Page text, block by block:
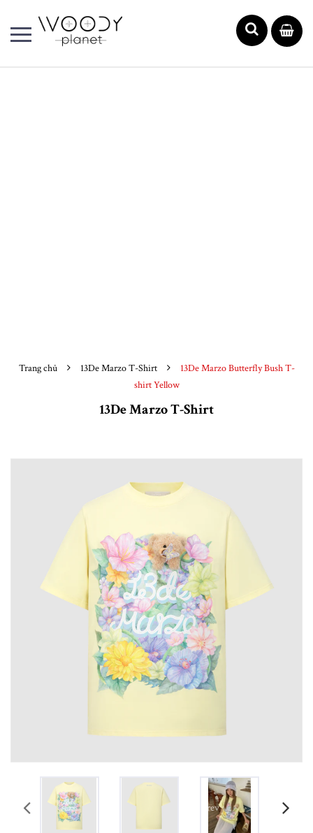
Trang chủ 13De Marzo T-Shirt
13De Marzo Butterfly Bush T-
shirt Yellow
13De Marzo T-Shirt
prev